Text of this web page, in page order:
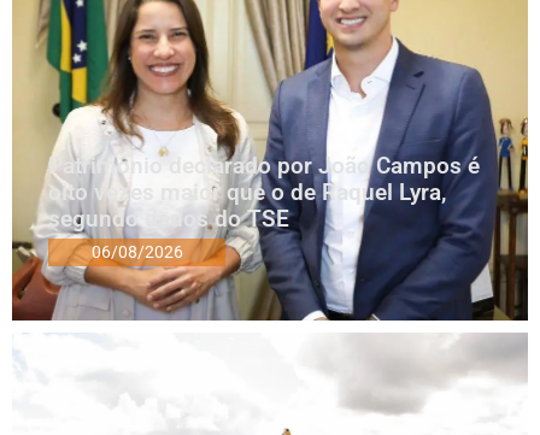
Patrimônio declarado por João Campos é
oito vezes maior que o de Raquel Lyra,
segundo dados do TSE
06/08/2026